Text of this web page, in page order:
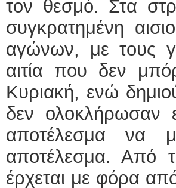
τον θεσμό. Στα
συγκρατημένη
αγώνων, με τους
αιτία που δεν
Κυριακή, ενώ
δεν ολοκλήρωσαν
αποτέλεσμα να
αποτέλεσμα. Από
έρχεται με φόρα